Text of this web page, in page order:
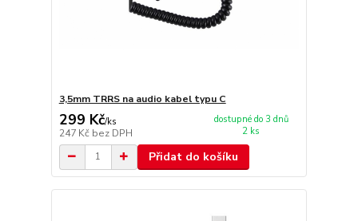
3,5mm TRRS na audio kabel typu C
299 Kč/ks
247 Kč bez DPH
dostupné do 3 dnů
2 ks
Přidat do košíku